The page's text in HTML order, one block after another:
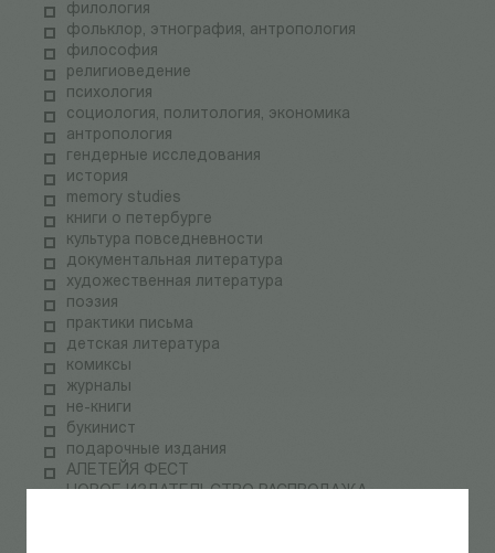
филология
фольклор, этнография, антропология
философия
религиоведение
психология
социология, политология, экономика
антропология
гендерные исследования
история
memory studies
книги о петербурге
культура повседневности
документальная литература
художественная литература
поэзия
практики письма
детская литература
комиксы
журналы
не-книги
букинист
подарочные издания
АЛЕТЕЙЯ ФЕСТ
НОВОЕ ИЗДАТЕЛЬСТВО РАСПРОДАЖА